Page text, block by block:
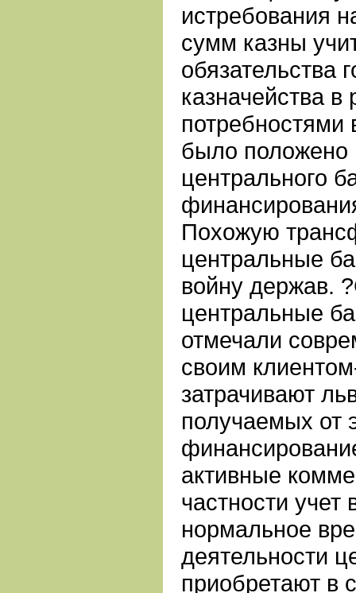
истребования
сумм казны
обязательства
казначейства
потребностями
было
центрального
Похожую
центральные
войну держав.
центральные
отмечали
своим
затрачивают
получаемых от
активные
частности
нормальное
деятельности
приобретают в